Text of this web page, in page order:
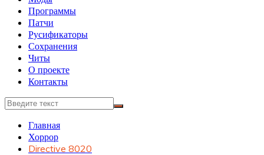
Программы
Патчи
Русификаторы
Сохранения
Читы
О проекте
Контакты
Главная
Хоррор
Directive 8020